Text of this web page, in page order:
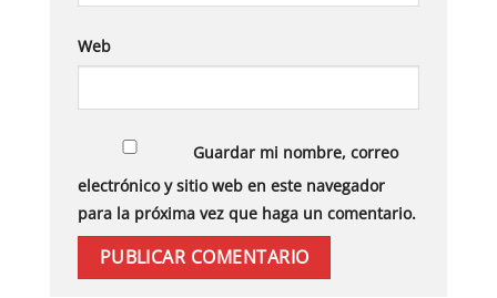
Web
Guardar mi nombre, correo
electrónico y sitio web en este navegador
para la próxima vez que haga un comentario.